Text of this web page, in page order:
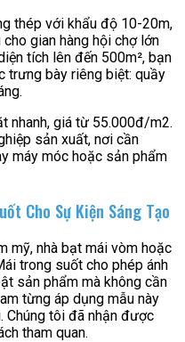
thép với khẩu độ 10-20m,
gian hàng hội chợ lớn
tích lên đến 500m², bạn
trưng bày riêng biệt: quầy
nhanh, giá từ 55.000đ/m2.
sản xuất, nơi cần
máy móc hoặc sản phẩm
Cho Sự Kiện Sáng Tạo
mỹ, nhà bạt mái vòm hoặc
trong suốt cho phép ánh
sản phẩm mà không cần
từng áp dụng mẫu này
Chúng tôi đã nhận được
tham quan.